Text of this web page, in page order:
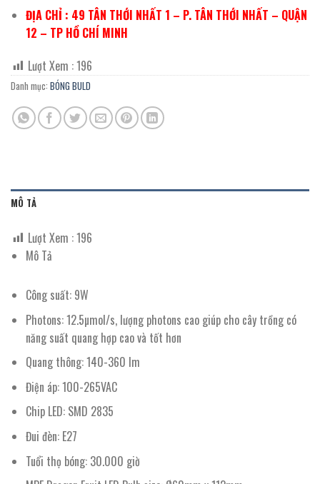
ĐỊA CHỈ : 49 TÂN THỚI NHẤT 1 – P. TÂN THỚI NHẤT – QUẬN
12 – TP HỒ CHÍ MINH
Lượt Xem :196
Danh mục: BÓNG BULD
MÔ TẢ
Lượt Xem :196
Mô Tả
Công suất: 9W
Photons: 12.5µmol/s, lượng photons cao giúp cho cây trồng có
năng suất quang hợp cao và tốt hơn
Quang thông: 140-360 lm
Điện áp: 100-265VAC
Chip LED: SMD 2835
Đui đèn: E27
Tuổi thọ bóng: 30.000 giờ